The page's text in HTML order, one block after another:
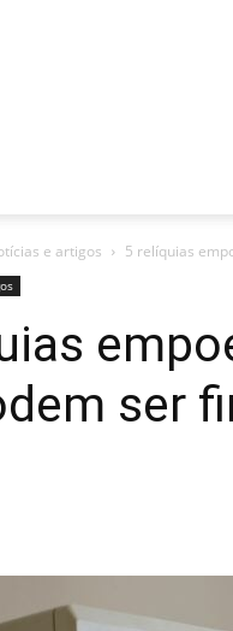
e artigos 5 relíquias
ser